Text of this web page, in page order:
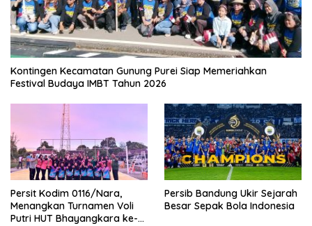
Kontingen Kecamatan Gunung Purei Siap Memeriahkan
Festival Budaya IMBT Tahun 2026
Persit Kodim 0116/Nara,
Menangkan Turnamen Voli
Putri HUT Bhayangkara ke-
Persib Bandung Ukir Sejarah
Besar Sepak Bola Indonesia